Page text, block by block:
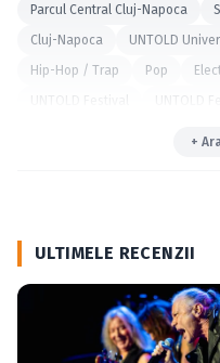
Parcul Central Cluj-Napoca
Cluj-Napoca
UNTOLD
Hip-Hop / Trap
Pop
+
ULTIMELE RECENZII